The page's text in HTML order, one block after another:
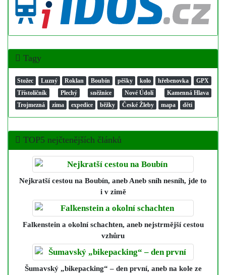
Tagy
Stožec Luzný Roklan Boubín pěšky kolo hřebenovka
GPX
Třístoličník
Plechý sněžnice Nové Údolí
Kamenná Hlava
Trojmezná
zima expedice běžky České Žleby mapa děti
TOP5 nejčtenějších článků
Nejkratší cestou na Boubín, aneb Aneb sníh nesníh, jde to
i v zimě
Falkenstein a okolní schachten, aneb nejstrmější cestou
vzhůru
Šumavský „bikepacking“ – den první, aneb na kole ze